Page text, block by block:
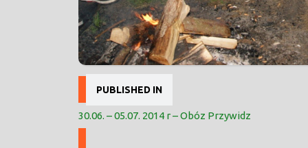
Nawigacja
wpisu
PUBLISHED IN
30.06. – 05.07. 2014 r – Obóz Przywidz